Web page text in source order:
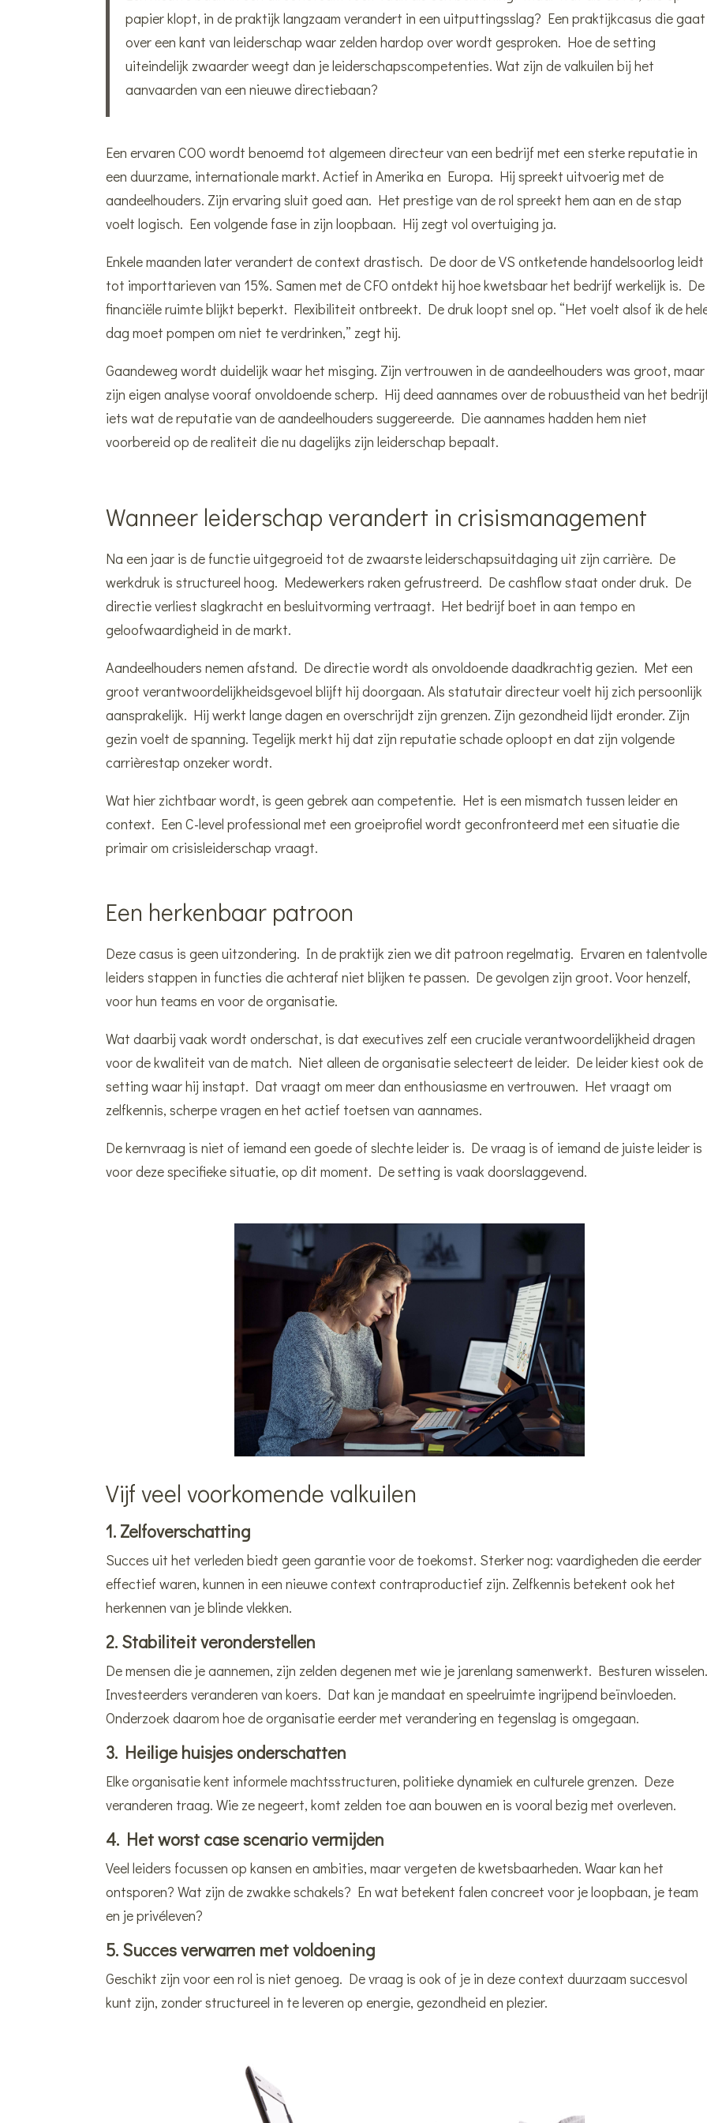
d
I
n
o
o
k
A
p
papier klopt, in de praktijk langzaam verandert in een uitputtingsslag? Een praktijkcasus die gaat
over een kant van leiderschap waar zelden hardop over wordt gesproken. Hoe de setting
uiteindelijk zwaarder weegt dan je leiderschapscompetenties. Wat zijn de valkuilen bij het
aanvaarden van een nieuwe directiebaan?
Een ervaren COO wordt benoemd tot algemeen directeur van een bedrijf met een sterke reputatie in
een duurzame, internationale markt. Actief in Amerika en Europa. Hij spreekt uitvoerig met de
aandeelhouders. Zijn ervaring sluit goed aan. Het prestige van de rol spreekt hem aan en de stap
voelt logisch. Een volgende fase in zijn loopbaan. Hij zegt vol overtuiging ja.
Enkele maanden later verandert de context drastisch. De door de VS ontketende handelsoorlog leidt
tot importtarieven van 15%. Samen met de CFO ontdekt hij hoe kwetsbaar het bedrijf werkelijk is. De
financiële ruimte blijkt beperkt. Flexibiliteit ontbreekt. De druk loopt snel op. “Het voelt alsof ik de
dag moet pompen om niet te verdrinken,” zegt hij.
Gaandeweg wordt duidelijk waar het misging. Zijn vertrouwen in de aandeelhouders was groot, maar
zijn eigen analyse vooraf onvoldoende scherp. Hij deed aannames over de robuustheid van het
iets wat de reputatie van de aandeelhouders suggereerde. Die aannames hadden hem niet
voorbereid op de realiteit die nu dagelijks zijn leiderschap bepaalt.
Wanneer leiderschap verandert in crisismanagement
Na een jaar is de functie uitgegroeid tot de zwaarste leiderschapsuitdaging uit zijn carrière. De
werkdruk is structureel hoog. Medewerkers raken gefrustreerd. De cashflow staat onder druk. De
directie verliest slagkracht en besluitvorming vertraagt. Het bedrijf boet in aan tempo en
geloofwaardigheid in de markt.
Aandeelhouders nemen afstand. De directie wordt als onvoldoende daadkrachtig gezien. Met een
groot verantwoordelijkheidsgevoel blijft hij doorgaan. Als statutair directeur voelt hij zich persoonlijk
aansprakelijk. Hij werkt lange dagen en overschrijdt zijn grenzen. Zijn gezondheid lijdt eronder. Zijn
gezin voelt de spanning. Tegelijk merkt hij dat zijn reputatie schade oploopt en dat zijn volgende
carrièrestap onzeker wordt.
Wat hier zichtbaar wordt, is geen gebrek aan competentie. Het is een mismatch tussen leider en
context. Een C-level professional met een groeiprofiel wordt geconfronteerd met een situatie die
primair om crisisleiderschap vraagt.
Een herkenbaar patroon
Deze casus is geen uitzondering. In de praktijk zien we dit patroon regelmatig. Ervaren en talentvolle
leiders stappen in functies die achteraf niet blijken te passen. De gevolgen zijn groot. Voor henzelf,
voor hun teams en voor de organisatie.
Wat daarbij vaak wordt onderschat, is dat executives zelf een cruciale verantwoordelijkheid dragen
voor de kwaliteit van de match. Niet alleen de organisatie selecteert de leider. De leider kiest ook de
setting waar hij instapt. Dat vraagt om meer dan enthousiasme en vertrouwen. Het vraagt om
zelfkennis, scherpe vragen en het actief toetsen van aannames.
De kernvraag is niet of iemand een goede of slechte leider is. De vraag is of iemand de juiste leider is
voor deze specifieke situatie, op dit moment. De setting is vaak doorslaggevend.
Vijf veel voorkomende valkuilen
1. Zelfoverschatting
Succes uit het verleden biedt geen garantie voor de toekomst. Sterker nog: vaardigheden die eerder
effectief waren, kunnen in een nieuwe context contraproductief zijn. Zelfkennis betekent ook het
herkennen van je blinde vlekken.
2. Stabiliteit veronderstellen
De mensen die je aannemen, zijn zelden degenen met wie je jarenlang samenwerkt. Besturen
Investeerders veranderen van koers. Dat kan je mandaat en speelruimte ingrijpend beïnvloeden.
Onderzoek daarom hoe de organisatie eerder met verandering en tegenslag is omgegaan.
3. Heilige huisjes onderschatten
Elke organisatie kent informele machtsstructuren, politieke dynamiek en culturele grenzen. Deze
veranderen traag. Wie ze negeert, komt zelden toe aan bouwen en is vooral bezig met overleven.
4. Het worst case scenario vermijden
Veel leiders focussen op kansen en ambities, maar vergeten de kwetsbaarheden. Waar kan het
ontsporen? Wat zijn de zwakke schakels? En wat betekent falen concreet voor je loopbaan, je team
en je privéleven?
5. Succes verwarren met voldoening
Geschikt zijn voor een rol is niet genoeg. De vraag is ook of je in deze context duurzaam succesvol
kunt zijn, zonder structureel in te leveren op energie, gezondheid en plezier.